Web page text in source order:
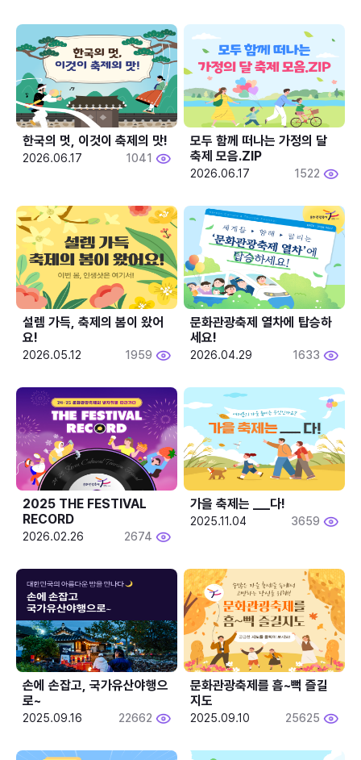
한국의 멋, 이것이 축제의 맛!
2026.06.17 1041
모두 함께 떠나는 가정의 달
축제 모음.ZIP
2026.06.17 1522
설렘 가득, 축제의 봄이 왔어
요!
2026.05.12 1959
문화관광축제 열차에 탑승하
세요!
2026.04.29 1633
2025 THE FESTIVAL
RECORD
2026.02.26 2674
2025.11.04 3659
손에 손잡고, 국가유산야행으
로~
2025.09.16 22662
문화관광축제를 흠~뻑 즐길
지도
2025.09.10 25625